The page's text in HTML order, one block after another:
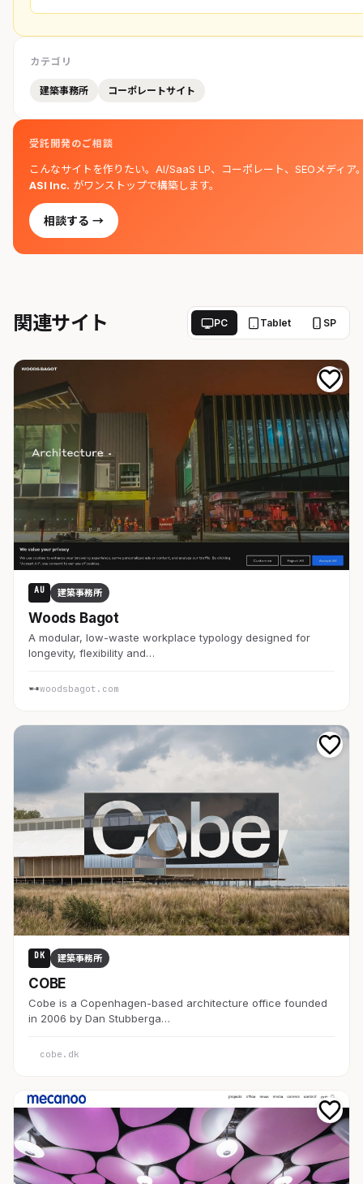
カテゴリ
建築事務所 コーポレートサイト
受託開発のご相談
こんなサイトを作りたい。AI/SaaS LP、コーポレート、SEOメディア
ASI Inc. がワンストップで構築します。
相談する →
関連サイト PC Tablet SP
AU 建築事務所
Woods Bagot
A modular, low-waste workplace typology designed for
longevity, flexibility and…
woodsbagot.com
DK 建築事務所
COBE
Cobe is a Copenhagen-based architecture office founded
in 2006 by Dan Stubberga…
cobe.dk